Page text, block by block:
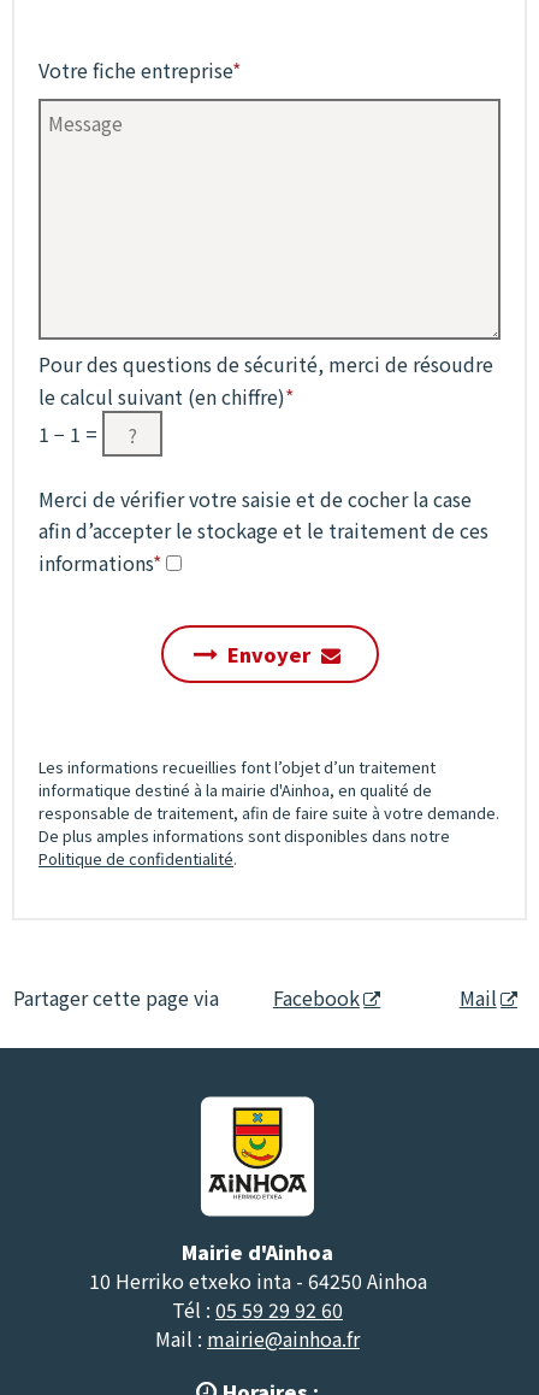
Votre fiche entreprise*
Pour des questions de sécurité, merci de résoudre
le calcul suivant (en chiffre)*
1 − 1 =
Merci de vérifier votre saisie et de cocher la case
afin d’accepter le stockage et le traitement de ces
informations*
Envoyer
Les informations recueillies font l’objet d’un traitement
informatique destiné à la mairie d'Ainhoa, en qualité de
responsable de traitement, afin de faire suite à votre demande.
De plus amples informations sont disponibles dans notre
Politique de confidentialité.
Partager cette page via Facebook Mail
Mairie d'Ainhoa
10 Herriko etxeko inta - 64250 Ainhoa
Tél : 05 59 29 92 60
Mail : mairie@ainhoa.fr